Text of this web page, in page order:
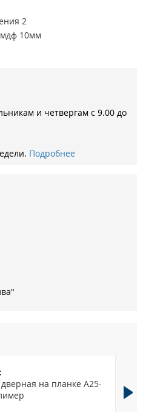
2
10мм
мдф 6мм
1,0
и четвергам с 9.00 до
Подробнее
дверная на планке A25-